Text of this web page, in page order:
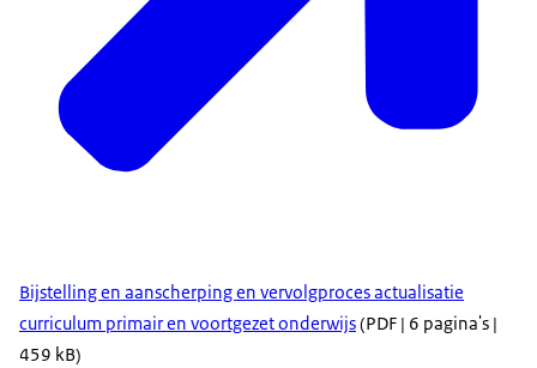
Bijstelling en aanscherping en vervolgproces actualisatie
curriculum primair en voortgezet onderwijs(PDF | 6 pagina's |
459 kB)